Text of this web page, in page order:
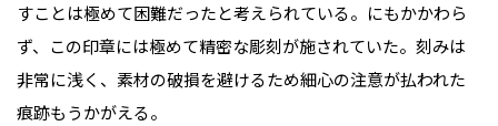
すことは極めて困難だったと考えられている。にもかかわら
ず、この印章には極めて精密な彫刻が施されていた。刻みは
非常に浅く、素材の破損を避けるため細心の注意が払われた
痕跡もうかがえる。